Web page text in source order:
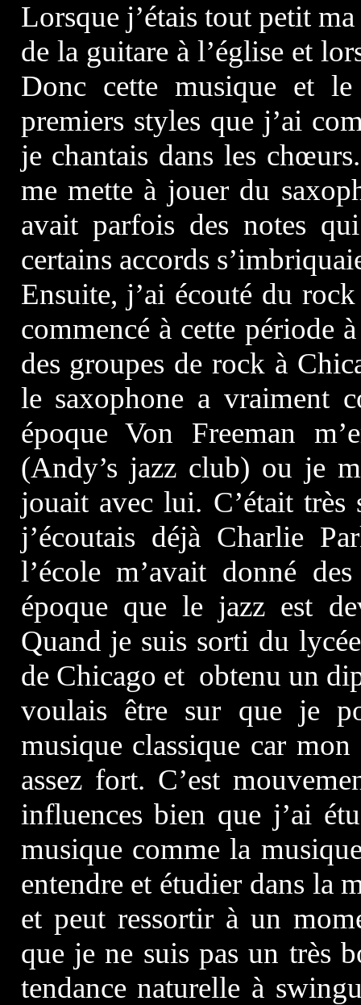
Lorsque j’étais tout petit
de la guitare à l’église et
Donc cette musique et
premiers styles que j’ai
je chantais dans les
me mette à jouer du
avait parfois des notes
certains accords
Ensuite, j’ai écouté du
commencé à cette période
des groupes de rock à
le saxophone a vraiment
époque Von Freeman
(Andy’s jazz club) ou je
jouait avec lui. C’était
j’écoutais déjà Charlie
l’école m’avait donné
époque que le jazz est
Quand je suis sorti du
de Chicago et obtenu un
voulais être sur que je
musique classique car
assez fort. C’est
influences bien que j’ai
musique comme la
entendre et étudier dans la
et peut ressortir à un
que je ne suis pas un très
tendance naturelle à